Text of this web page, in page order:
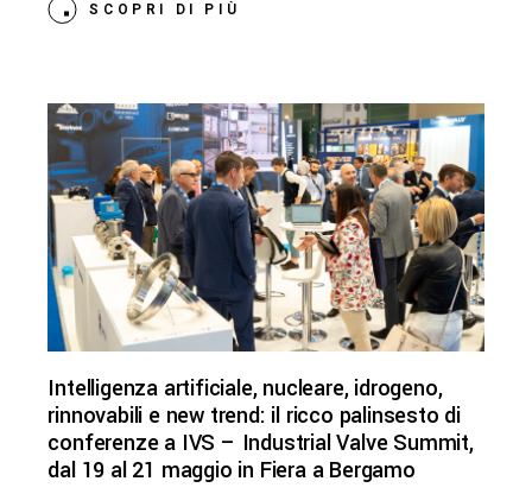
SCOPRI DI PIÙ
Intelligenza artificiale, nucleare, idrogeno,
rinnovabili e new trend: il ricco palinsesto di
conferenze a IVS – Industrial Valve Summit,
dal 19 al 21 maggio in Fiera a Bergamo